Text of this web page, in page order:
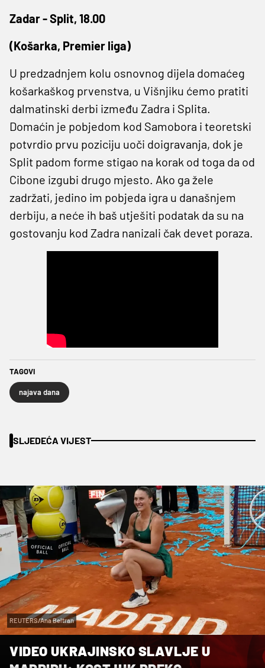
Zadar - Split, 18.00
(Košarka, Premier liga)
U predzadnjem kolu osnovnog dijela domaćeg
košarkaškog prvenstva, u Višnjiku ćemo pratiti
dalmatinski derbi između Zadra i Splita.
Domaćin je pobjedom kod Samobora i teoretski
potvrdio prvu poziciju uoči doigravanja, dok je
Split padom forme stigao na korak od toga da od
Cibone izgubi drugo mjesto. Ako ga žele
zadržati, jedino im pobjeda igra u današnjem
derbiju, a neće ih baš utješiti podatak da su na
gostovanju kod Zadra nanizali čak devet poraza.
TAGOVI
najava dana
SLJEDEĆA VIJEST
REUTERS/Ana Beltran
VIDEO UKRAJINSKO SLAVLJE U